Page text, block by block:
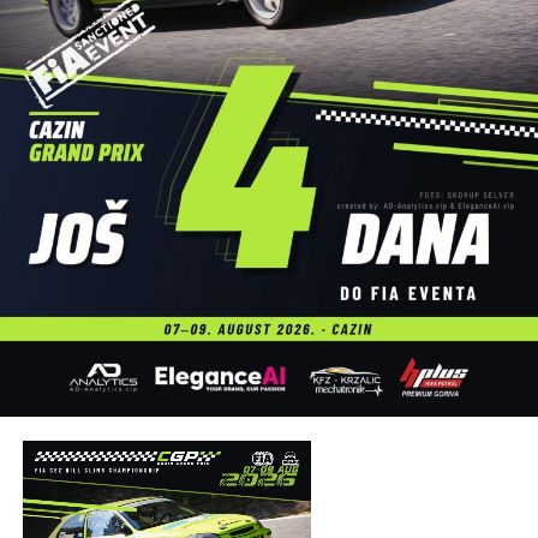
Dodatnu atrakciju ovogodišnjoj manifestaciji dali su brojni
sadržaji uz rijeku, među kojima su posebnu pažnju privukli
atraktivni skokovi u vodu, koji su izazvali oduševljenje
publike i upotpunili cjelodnevni program.
Veliki broj učesnika, odlična atmosfera i pozitivna energija
još jednom su pokazali daCazinska unska regataima
veliki potencijal da u narednim godinama preraste u jedan
od najznačajnijih turističko-sportskih događaja u Bosni i
Hercegovini.
Organizatori su na kraju zahvalili svim učesnicima,
posjetiocima koji su svojim prisustvom doprinijeli uspjehu
manifestacije, uz poruku da se svi ponovo okupe naredne
godine na obalama rijeke Une.
Share Post